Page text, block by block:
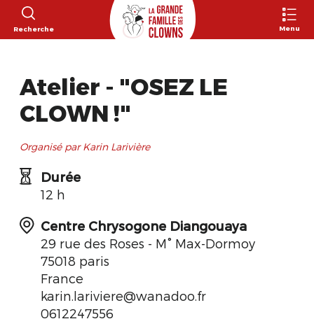
Recherche Menu
Atelier - "OSEZ LE
CLOWN !"
Organisé par Karin Larivière
Durée
12 h
Centre Chrysogone Diangouaya
29 rue des Roses - M° Max-Dormoy
75018 paris
France
karin.lariviere@wanadoo.fr
0612247556